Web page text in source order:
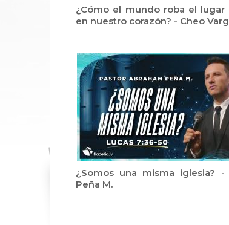
¿Cómo el mundo roba el lugar
en nuestro corazón? - Cheo
¿Somos una misma iglesia? -
Peña M.